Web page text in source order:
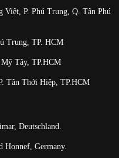
Việt, P. Phú Trung, Q. Tân Phú
Trung, TP. HCM
Tây, TP.HCM
Tân Thới Hiệp, TP.HCM
Deutschland.
Honnef, Germany.